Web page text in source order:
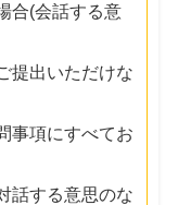
合(会話する意
提出いただけな
事項にすべてお
話する意思のな